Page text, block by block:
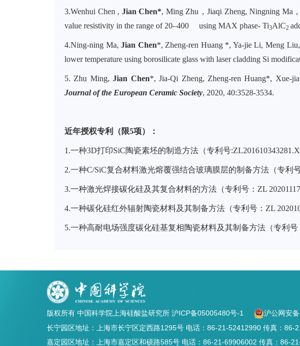
3.Wenhui Chen , Jian Chen*, Ming Zhu ， Jiaqi Zheng, Ningning Ma ，
value resistivity in the range of 20–400 using MAX phase- Ti3AlC2
4.Ning-ning Ma,Jian Chen*, Zheng-ren Huang *, Ya-jie Li, Meng
lower temperature using borosilicate glass with laser cladding Si
5. Zhu Ming,Jian Chen*, Jia-Qi Zheng, Zheng-ren Huang*, Xue-
Journal of the European Ceramic Society, 2020, 40:3528-3534.
近年授权专利（限5项）：
1.一种3D打印SiC陶瓷素坯的制造方法（专利号:ZL201610343281.X
2.一种C/SiC复合材料激光熔覆强结合玻璃膜层的制备方法（专利号
3.一种激光焊接碳化硅及其复合材料的方法（专利号： ZL
4.一种碳化硅红外辐射陶瓷材料及其制备方法（专利号： ZL
5.一种高耐电场强度碳化硅基复相陶瓷材料及其制备方法（专利号
版权所有 中国科学院上海硅酸盐研究所 沪ICP备05005480号-1
沪公网安
长宁园区地址：上海市长宁区定西路1295号 电话：86-21-52412990 传真：86-
嘉定园区地址：上海市嘉定区和硕路585号 电话：86-21-69906002 传真：86-